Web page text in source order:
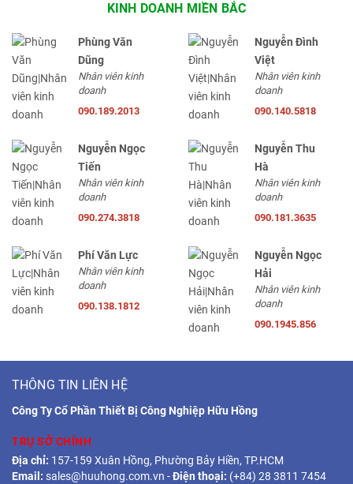
KINH DOANH MIỀN BẮC
Phùng Văn
Dũng
Nhân viên kinh
doanh
090.189.2013
Nguyễn Đình
Việt
Nhân viên kinh
doanh
090.140.5818
Nguyễn Ngọc
Tiến
Nhân viên kinh
doanh
090.274.3818
Nguyễn Thu
Hà
Nhân viên kinh
doanh
090.181.3635
Phí Văn Lực
Nhân viên kinh
doanh
090.138.1812
Nguyễn Ngọc
Hải
Nhân viên kinh
doanh
090.1945.856
THÔNG TIN LIÊN HỆ
Công Ty Cổ Phần Thiết Bị Công Nghiệp Hữu Hồng
TRỤ SỞ CHÍNH
Địa chỉ: 157-159 Xuân Hồng, Phường Bảy Hiền, TP.HCM
Email: sales@huuhong.com.vn -Điện thoại: (+84) 28 3811 7454